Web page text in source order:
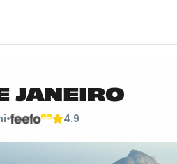
JANEIRO
• 4.9